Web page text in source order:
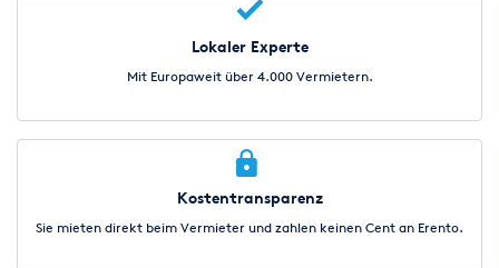
Lokaler Experte
Mit Europaweit über 4.000 Vermietern.
Kostentransparenz
Sie mieten direkt beim Vermieter und zahlen keinen Cent an Erento.